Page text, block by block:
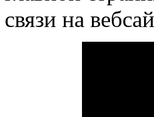
связи на